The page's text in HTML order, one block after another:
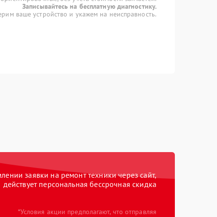
Записывайтесь на бесплатную диагностику.
ваше устройство и укажем на неисправность.
заявки на ремонт техники через сайт,
действует персональная бессрочная скидка
*Условия акции предполагают, что отправляя